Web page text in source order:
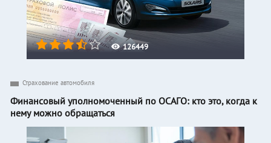
126449
Страхование автомобиля
Финансовый уполномоченный по ОСАГО: кто это, когда к
нему можно обращаться